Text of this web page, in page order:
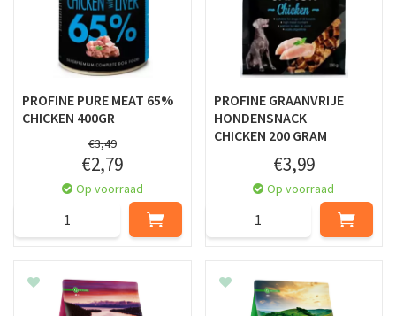
PROFINE PURE MEAT 65%
CHICKEN 400GR
€3,49
€2,79
Op voorraad
PROFINE GRAANVRIJE
HONDENSNACK
CHICKEN 200 GRAM
€3,99
Op voorraad